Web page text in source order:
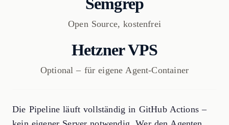
Open Source, kostenfrei
Hetzner VPS
Optional – für eigene Agent-Container
Die Pipeline läuft vollständig in GitHub Actions –